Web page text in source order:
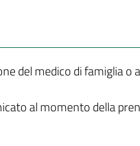
del medico di famiglia o
al momento della